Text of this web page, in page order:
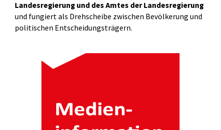
Landesregierung und des Amtes der Landesregierung
und fungiert als Drehscheibe zwischen Bevölkerung und
politischen Entscheidungsträgern.